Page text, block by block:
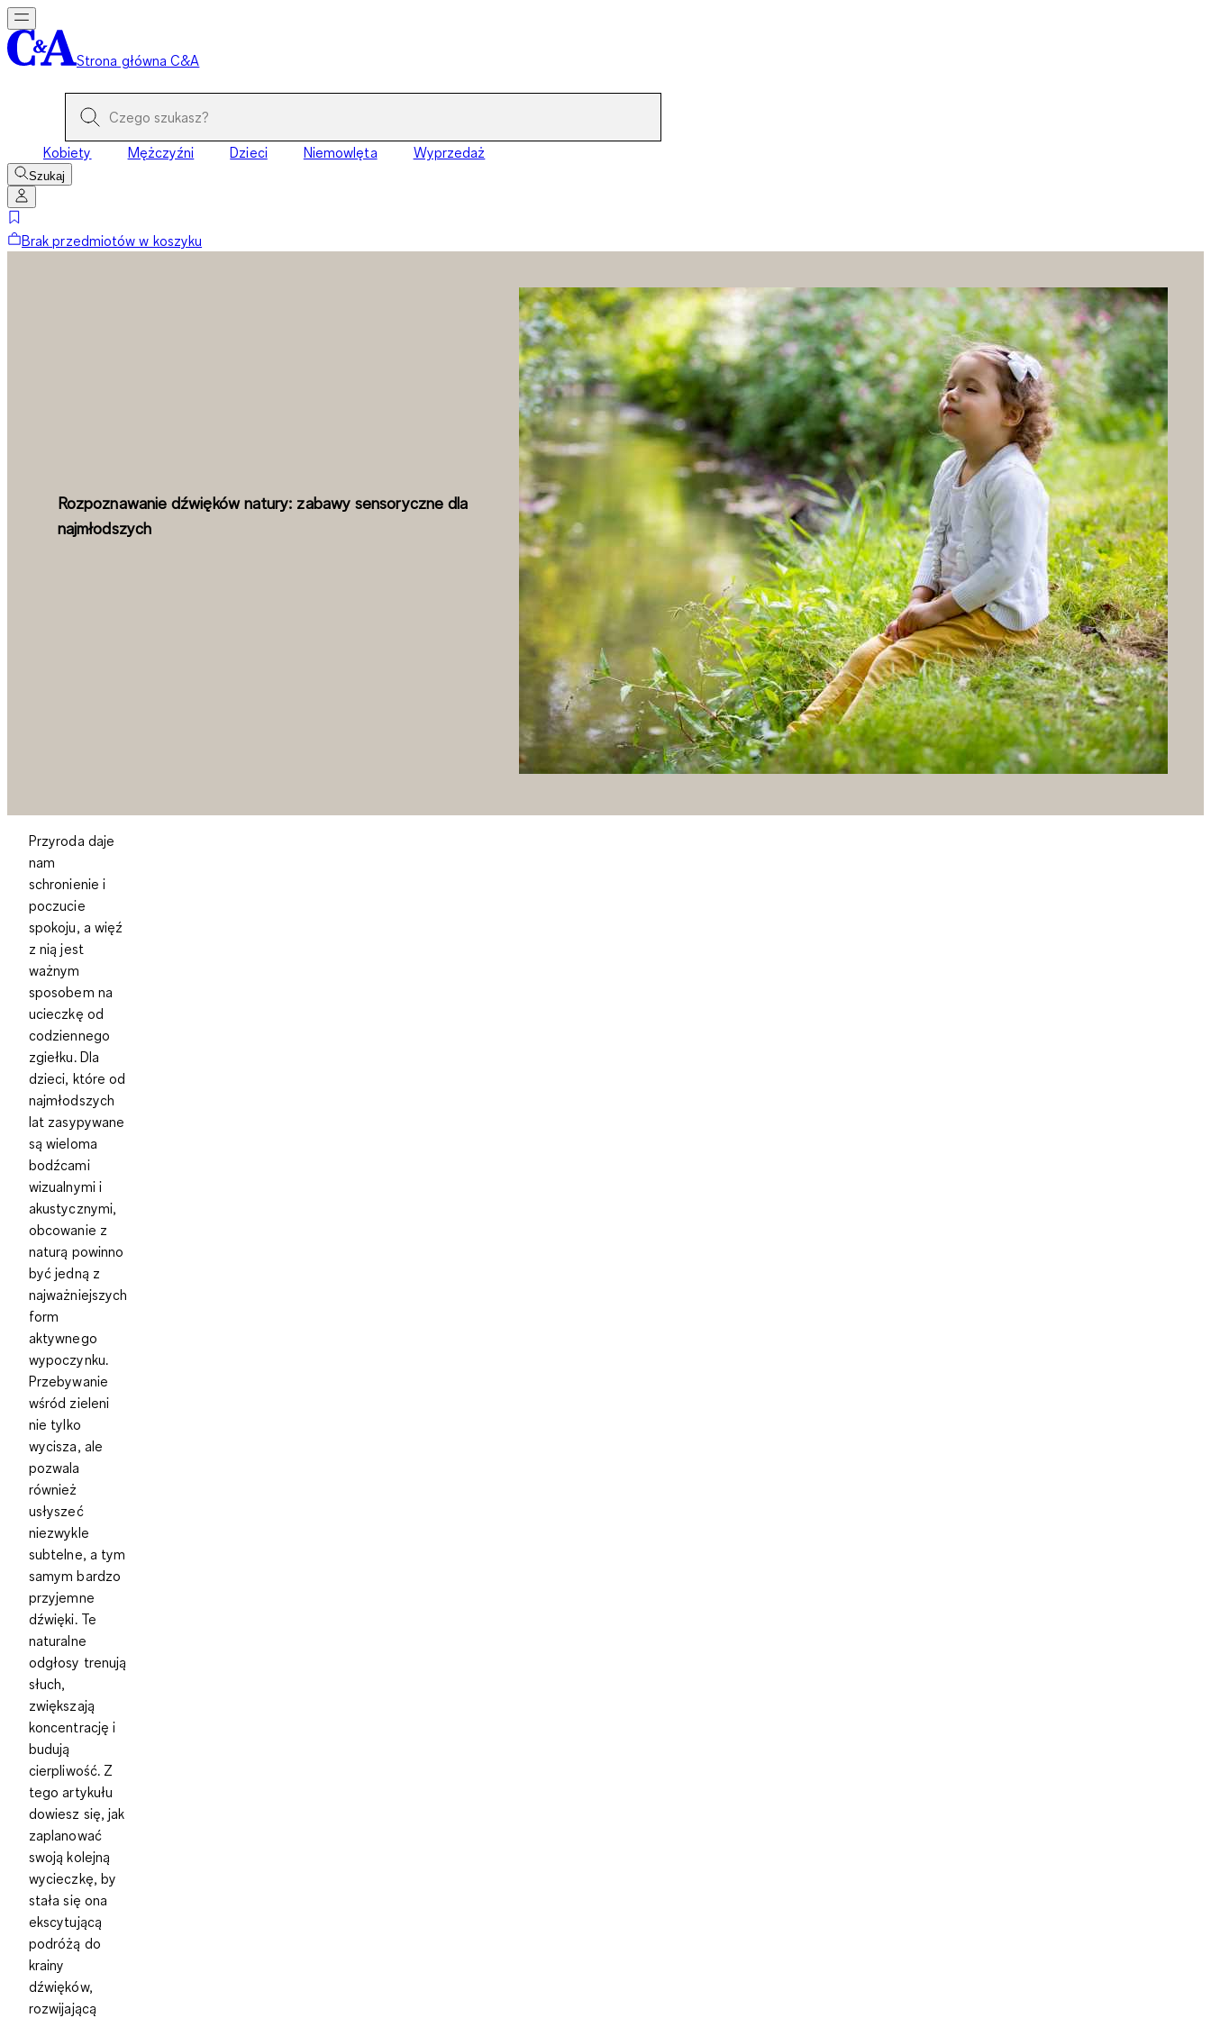
Strona główna C&A
Kobiety Mężczyźni Dzieci Niemowlęta Wyprzedaż
Szukaj
Brak przedmiotów w koszyku
Rozpoznawanie dźwięków natury: zabawy sensoryczne dla
najmłodszych
Przyroda daje
nam
schronienie i
poczucie
spokoju, a więź
z nią jest
ważnym
sposobem na
ucieczkę od
codziennego
zgiełku. Dla
dzieci, które od
najmłodszych
lat zasypywane
są wieloma
bodźcami
wizualnymi i
akustycznymi,
obcowanie z
naturą powinno
być jedną z
najważniejszych
form
aktywnego
wypoczynku.
Przebywanie
wśród zieleni
nie tylko
wycisza, ale
pozwala
również
usłyszeć
niezwykle
subtelne, a tym
samym bardzo
przyjemne
dźwięki. Te
naturalne
odgłosy trenują
słuch,
zwiększają
koncentrację i
budują
cierpliwość. Z
tego artykułu
dowiesz się, jak
zaplanować
swoją kolejną
wycieczkę, by
stała się ona
ekscytującą
podróżą do
krainy
dźwięków,
rozwijającą